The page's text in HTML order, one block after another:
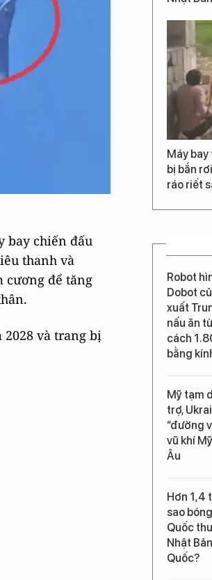
bay chiến đấu
thanh và
cương để tăng
và trang bị
Máy
bị bắn
ráo riết
Robot
Dobot
xuất
nấu ăn
cách
bằng
Mỹ tạm
trợ,
“đường
vũ khí
Âu
Hơn 1,4
sao
Quốc
Nhật
Quốc?